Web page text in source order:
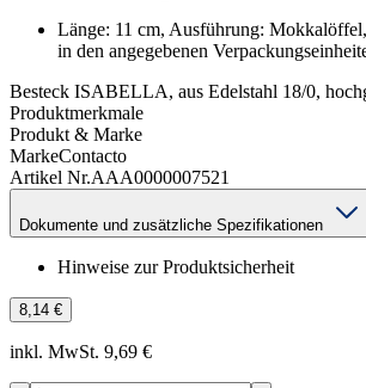
Länge: 11 cm, Ausführung:
in den angegebenen
Besteck ISABELLA, aus Edelstahl 18/0,
Produktmerkmale
Produkt & Marke
MarkeContacto
Artikel Nr.AAA0000007521
Dokumente und zusätzliche Spezifikationen
Hinweise zur Produktsicherheit
8,14 €
inkl. MwSt. 9,69 €